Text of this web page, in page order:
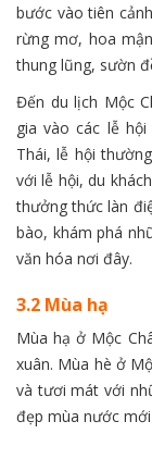
bước vào tiên
rừng mơ, hoa
thung lũng, sườn
Đến du lịch Mộc
gia vào các lễ
Thái, lễ hội
với lễ hội, du
thưởng thức làn
bào, khám phá
văn hóa nơi đây.
3.2 Mùa hạ
Mùa hạ ở Mộc
xuân. Mùa hè ở
và tươi mát với
đẹp mùa nước